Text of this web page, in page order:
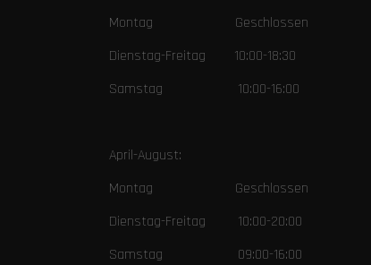
Montag Geschlossen
Dienstag-Freitag 10:00-18:30
Samstag 10:00-16:00
April-August:
Montag Geschlossen
Dienstag-Freitag 10:00-20:00
Samstag 09:00-16:00